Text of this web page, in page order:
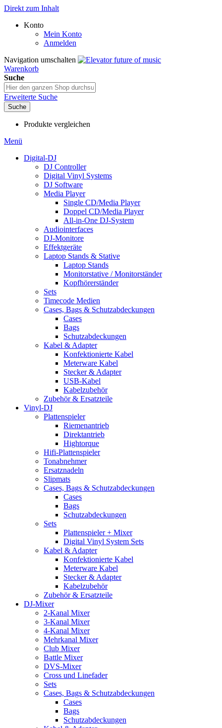
Direkt zum Inhalt
Konto
Mein Konto
Anmelden
Navigation umschalten
Warenkorb
Suche
Erweiterte Suche
Suche
Produkte vergleichen
Menü
Digital-DJ
DJ Controller
Digital Vinyl Systems
DJ Software
Media Player
Single CD/Media Player
Doppel CD/Media Player
All-in-One DJ-System
Audiointerfaces
DJ-Monitore
Effektgeräte
Laptop Stands & Stative
Laptop Stands
Monitorstative / Monitorständer
Kopfhörerständer
Sets
Timecode Medien
Cases, Bags & Schutzabdeckungen
Cases
Bags
Schutzabdeckungen
Kabel & Adapter
Konfektionierte Kabel
Meterware Kabel
Stecker & Adapter
USB-Kabel
Kabelzubehör
Zubehör & Ersatzteile
Vinyl-DJ
Plattenspieler
Riemenantrieb
Direktantrieb
Hightorque
Hifi-Plattenspieler
Tonabnehmer
Ersatznadeln
Slipmats
Cases, Bags & Schutzabdeckungen
Cases
Bags
Schutzabdeckungen
Sets
Plattenspieler + Mixer
Digital Vinyl System Sets
Kabel & Adapter
Konfektionierte Kabel
Meterware Kabel
Stecker & Adapter
Kabelzubehör
Zubehör & Ersatzteile
DJ-Mixer
2-Kanal Mixer
3-Kanal Mixer
4-Kanal Mixer
Mehrkanal Mixer
Club Mixer
Battle Mixer
DVS-Mixer
Cross und Linefader
Sets
Cases, Bags & Schutzabdeckungen
Cases
Bags
Schutzabdeckungen